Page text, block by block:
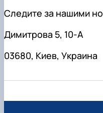
Следите за нашими
Димитрова 5, 10-A
03680, Киев, Украина